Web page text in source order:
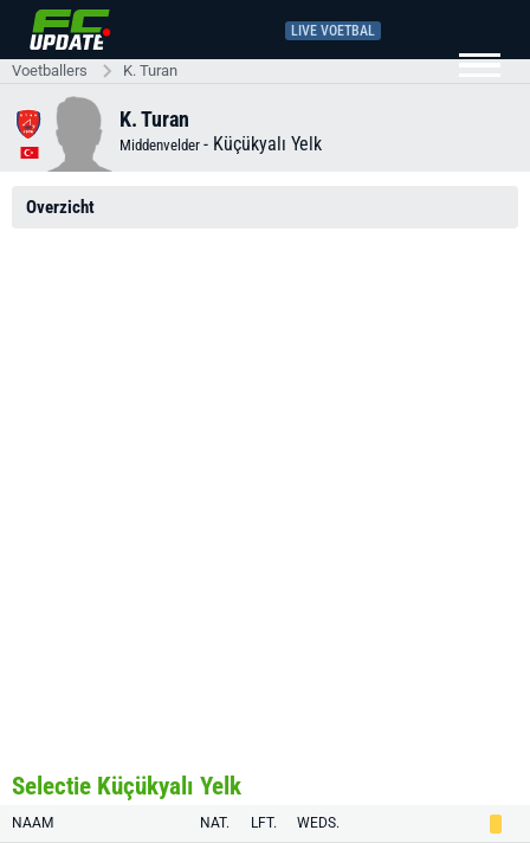
LIVE VOETBAL
Voetballers K. Turan
K. Turan
Middenvelder - Küçükyalı Yelk
Overzicht
Selectie Küçükyalı Yelk
NAAM NAT. LFT. WEDS.